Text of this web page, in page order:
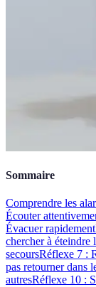
Sommaire
Comprendre les
Écouter
Évacuer rapidement
chercher à éteindre
secoursRéflexe 7 :
pas retourner dans
autresRéflexe 10 :